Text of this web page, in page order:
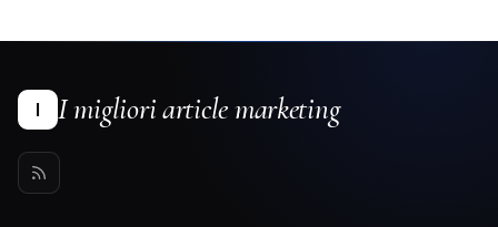
I I migliori article marketing